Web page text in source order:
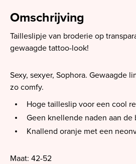
Omschrijving
Tailleslipje van broderie op
gewaagde tattoo-look!
Sexy, sexyer, Sophora. Gewaagde
zo comfy.
Hoge tailleslip voor een cool
Geen knellende naden aan de
Knallend oranje met een
Maat: 42-52